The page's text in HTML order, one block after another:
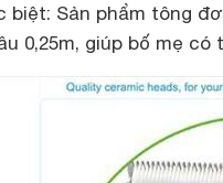
biệt: Sản phẩm tông
0,25m, giúp bố mẹ